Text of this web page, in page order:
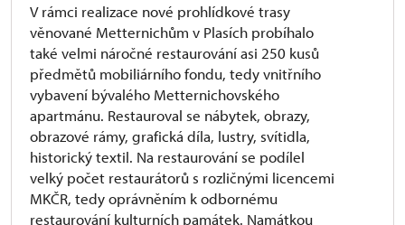
V rámci realizace nové prohlídkové trasy
věnované Metternichům v Plasích probíhalo
také velmi náročné restaurování asi 250 kusů
předmětů mobiliárního fondu, tedy vnitřního
vybavení bývalého Metternichovského
apartmánu. Restauroval se nábytek, obrazy,
obrazové rámy, grafická díla, lustry, svítidla,
historický textil. Na restaurování se podílel
velký počet restaurátorů s rozličnými licencemi
MKČR, tedy oprávněním k odbornému
restaurování kulturních památek. Namátkou